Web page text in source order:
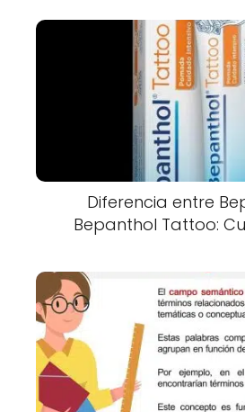
Diferencia entre
Bepanthol Tattoo: